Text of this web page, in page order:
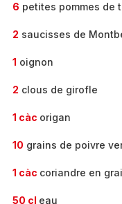
6 petites pommes de
2 saucisses de
1 oignon
2 clous de girofle
1 càc origan
10 grains de poivre
1 càc coriandre en
50 cl eau